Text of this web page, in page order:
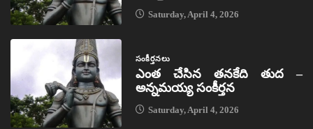
Saturday, April 4, 2026
సంకీర్తనలు
ఎంత చేసిన తనకేది తుద –
అన్నమయ్య సంకీర్తన
Saturday, April 4, 2026